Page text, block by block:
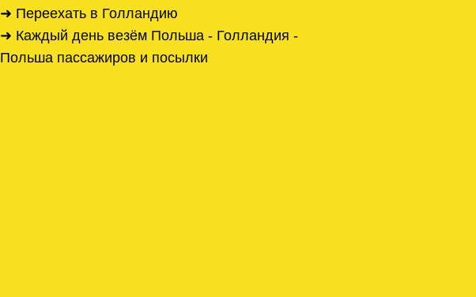
➜ Переехать в Голландию
➜ Каждый день везём Польша - Голландия -
Польша пассажиров и посылки